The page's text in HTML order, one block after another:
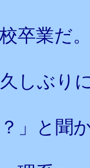
卒業だ
しぶり
」と聞